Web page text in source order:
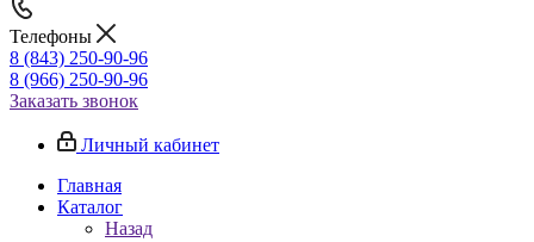
Телефоны
8 (843) 250-90-96
8 (966) 250-90-96
Заказать звонок
Личный кабинет
Главная
Каталог
Назад